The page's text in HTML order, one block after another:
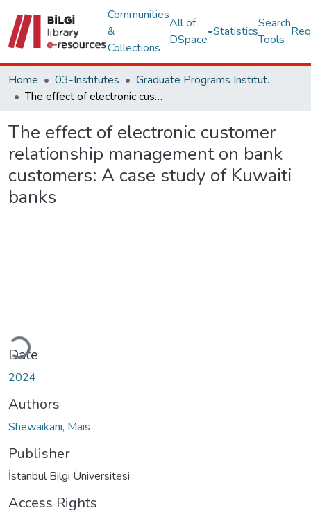
Communities
&
Collections
All of
DSpace
Statistics
Search
Tools
Home 03-Institutes
Graduate Programs Institute Thesis Collection
The effect of electronic customer relationship management on bank customers: A case study of Kuwaiti banks
The effect of electronic customer
relationship management on bank
customers: A case study of Kuwaiti
banks
Loading...
Date
2024
Authors
Shewaıkanı, Maıs
Publisher
İstanbul Bilgi Üniversitesi
Access Rights